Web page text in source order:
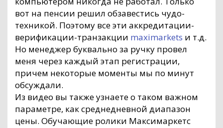
вот на пенсии решил обзавестись чудо-
техникой. Поэтому все эти аккредитации-
верификации-транзакции maximarkets и т.д.
Но менеджер буквально за ручку провел
меня через каждый этап регистрации,
причем некоторые моменты мы по минут
обсуждали.
Из видео вы также узнаете о таком важном
параметре, как среднедневной диапазон
цены. Обучающие ролики Максимаркетс